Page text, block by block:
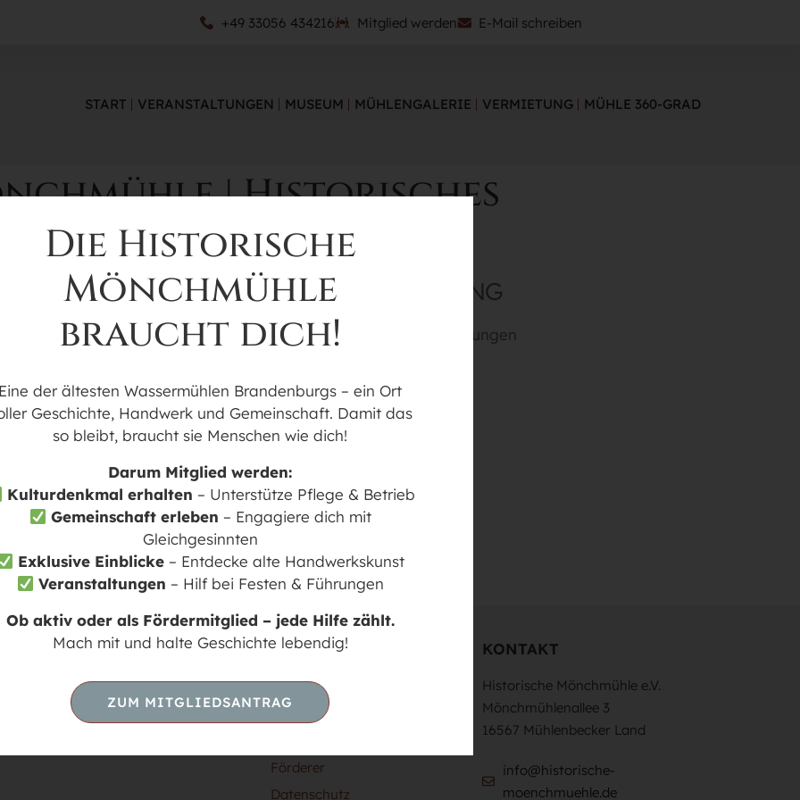
+49 33056 434216 Mitglied werden E-Mail schreiben
START VERANSTALTUNGEN MUSEUM MÜHLENGALERIE VERMIETUNG MÜHLE 360-GRAD
| Historisches
Gelände & Saal
NÄCHSTE VERANSTALTUNG
Keine bevorstehenden Veranstaltungen
LINKS
Die Mühle
Mühlrad-Info online
Förderer
Datenschutz
KONTAKT
Historische Mönchmühle e.V.
Mönchmühlenallee 3
16567 Mühlenbecker Land
info@historische-
moenchmuehle.de
Die Historische
Mönchmühle
braucht dich!
Eine der ältesten Wassermühlen Brandenburgs – ein Ort
Geschichte, Handwerk und Gemeinschaft. Damit das
so bleibt, braucht sie Menschen wie dich!
Darum Mitglied werden:
Kulturdenkmal erhalten – Unterstütze Pflege & Betrieb
Gemeinschaft erleben – Engagiere dich mit
Gleichgesinnten
Exklusive Einblicke– Entdecke alte Handwerkskunst
Veranstaltungen – Hilf bei Festen & Führungen
Ob aktiv oder als Fördermitglied – jede Hilfe zählt.
Mach mit und halte Geschichte lebendig!
ZUM MITGLIEDSANTRAG